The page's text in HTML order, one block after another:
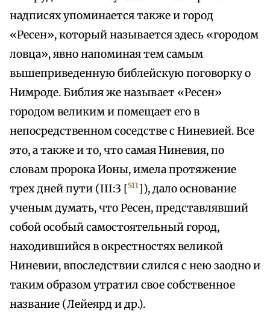
надписях упоминается также и город
«Ресен», который называется здесь «городом
ловца», явно напоминая тем самым
вышеприведенную библейскую поговорку о
Нимроде. Библия же называет «Ресен»
городом великим и помещает его в
непосредственном соседстве с Ниневией. Все
это, а также и то, что самая Ниневия, по
словам пророка Ионы, имела протяжение
трех дней пути (III:3 [511]), дало основание
ученым думать, что Ресен, представлявший
собой особый самостоятельный город,
находившийся в окрестностях великой
Ниневии, впоследствии слился с нею заодно и
таким образом утратил свое собственное
название (Лейеярд и др.).